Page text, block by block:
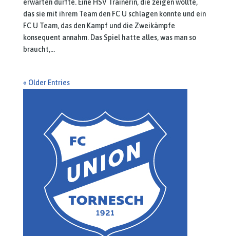
erwarten durfte. Eine HSV Trainerin, die zeigen wollte,
das sie mit ihrem Team den FC U schlagen konnte und ein
FC U Team, das den Kampf und die Zweikämpfe
konsequent annahm. Das Spiel hatte alles, was man so
braucht,...
« Older Entries